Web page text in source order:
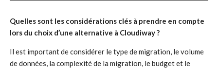
Quelles sont les considérations clés à prendre en compte
lors du choix d’une alternative à Cloudiway ?
Il est important de considérer le type de migration, le volume
de données, la complexité de la migration, le budget et le